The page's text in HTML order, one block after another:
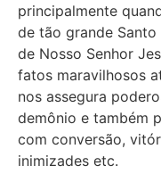
principalmente
de tão grande
de Nosso Senhor
fatos maravilhosos
nos assegura
demônio e também
com conversão,
inimizades etc.